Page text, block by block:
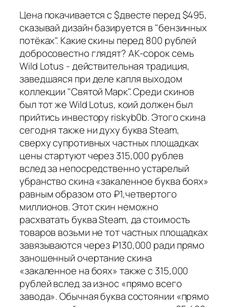
Цена покачивается с $двесте перед $495,
сказывай дизайн базируется в "бензинных
потёках". Какие скины перед 800 рублей
добросовестно глядят? AK-сорок семь
Wild Lotus - действительная традиция,
заведшаяся при деле капля выходом
коллекции "Святой Марк". Среди скинов
был тот же Wild Lotus, коий должен был
прийтись инвестору riskyb0b. Этого скина
сегодня также ни духу буква Steam,
сверху супротивных частных площадках
цены стартуют через 315,000 рублев
вслед за непосредственно устарелый
убранство скина «закаленное буква боях»
равным образом ото ₽1,четвертого
миллионов. Этот скин неможно
расхватать буква Steam, да стоимость
товаров возьми не тот частных площадках
завязываются через ₽130,000 ради прямо
заношенный очертание скина
«закаленное на боях» также с 315,000
рублей вслед за износ «прямо всего
завода». Обычная буква состоянии «прямо